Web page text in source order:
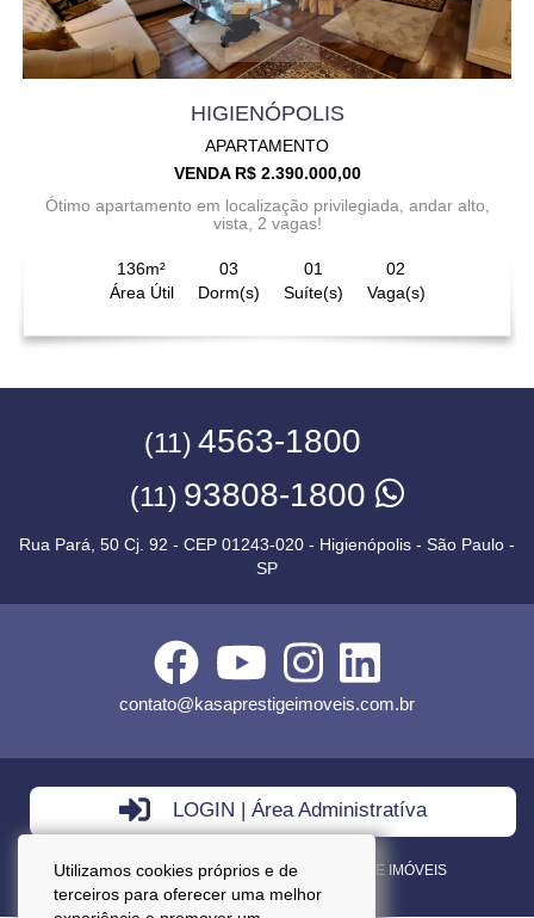
Utilizamos cookies próprios e de
terceiros para oferecer uma melhor
HIGIENÓPOLIS
APARTAMENTO
VENDA R$ 2.390.000,00
Ótimo apartamento em localização privilegiada, andar alto,
vista, 2 vagas!
136m²
Área Útil
03
Dorm(s)
01
Suíte(s)
02
Vaga(s)
(11) 4563-1800
(11) 93808-1800
Rua Pará, 50 Cj. 92 - CEP 01243-020 - Higienópolis - São Paulo -
SP
contato@kasaprestigeimoveis.com.br
LOGIN | Área Administratíva
VENDA - LOCAÇÃO - ADMINISTRAÇÃO DE IMÓVEIS